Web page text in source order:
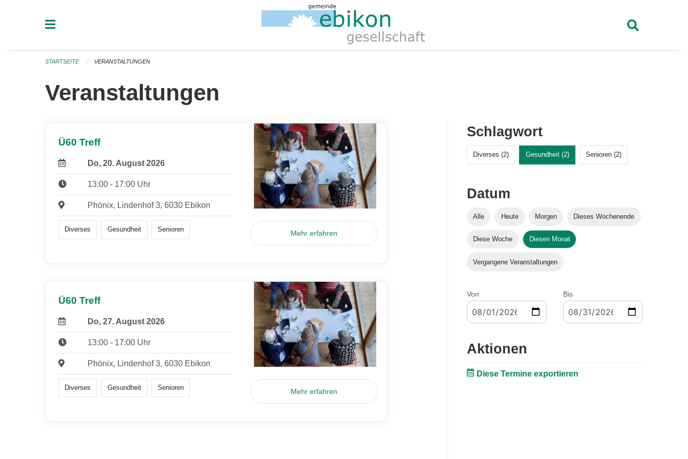
STARTSEITE VERANSTALTUNGEN
Veranstaltungen
Ü60 Treff
Do, 20. August 2026
13:00 - 17:00 Uhr
Phönix, Lindenhof 3, 6030 Ebikon
Diverses Gesundheit Senioren Mehr erfahren
Ü60 Treff
Do, 27. August 2026
13:00 - 17:00 Uhr
Phönix, Lindenhof 3, 6030 Ebikon
Diverses Gesundheit Senioren Mehr erfahren
Schlagwort
Diverses (2) Gesundheit (2) Senioren (2)
Datum
Alle Heute Morgen Dieses Wochenende
Diese Woche Diesen Monat
Vergangene Veranstaltungen
Von Bis
Aktionen
Diese Termine exportieren